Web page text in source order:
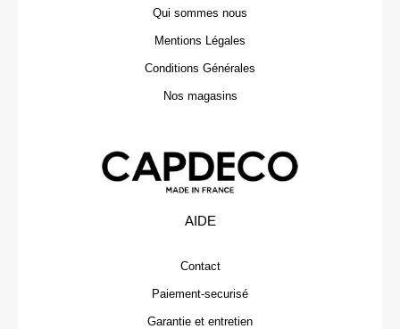
Qui sommes nous
Mentions Légales
Conditions Générales
Nos magasins
AIDE
Contact
Paiement-securisé
Garantie et entretien